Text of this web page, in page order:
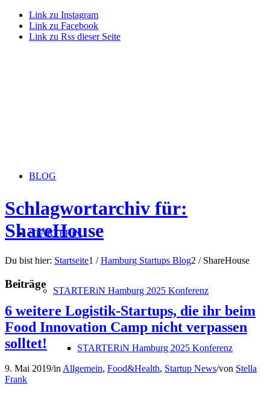
Link zu Instagram
Link zu Facebook
Link zu Rss dieser Seite
BLOG
STARTERiN
STARTERiN Hamburg 2025 Konferenz
STARTERiN Hamburg 2025 Konferenz
Schlagwortarchiv für:
ShareHouse
Du bist hier: Startseite1 / Hamburg Startups Blog2 / ShareHouse
Beiträge
6 weitere Logistik-Startups, die ihr beim
Food Innovation Camp nicht verpassen
solltet!
9. Mai 2019/inAllgemein, Food&Health, Startup News/von Stella
Frank